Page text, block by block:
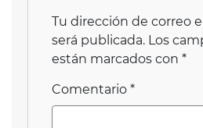
Tu dirección de correo
será publicada. Los
están marcados con *
Comentario *